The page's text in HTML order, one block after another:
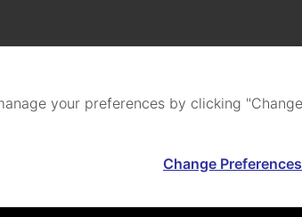
your preferences by clicking
Change Preferences